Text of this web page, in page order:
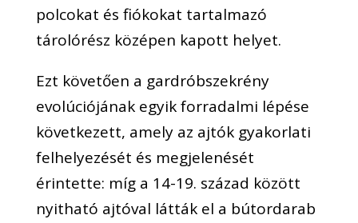
polcokat és fiókokat tartalmazó
tárolórész középen kapott helyet.
Ezt követően a gardróbszekrény
evolúciójának egyik forradalmi lépése
következett, amely az ajtók gyakorlati
felhelyezését és megjelenését
érintette: míg a 14-19. század között
nyitható ajtóval látták el a bútordarab